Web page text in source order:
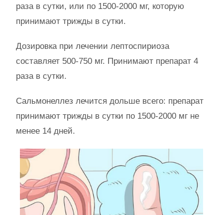
раза в сутки, или по 1500-2000 мг, которую
принимают трижды в сутки.
Дозировка при лечении лептоспириоза
составляет 500-750 мг. Принимают препарат 4
раза в сутки.
Сальмонеллез лечится дольше всего: препарат
принимают трижды в сутки по 1500-2000 мг не
менее 14 дней.